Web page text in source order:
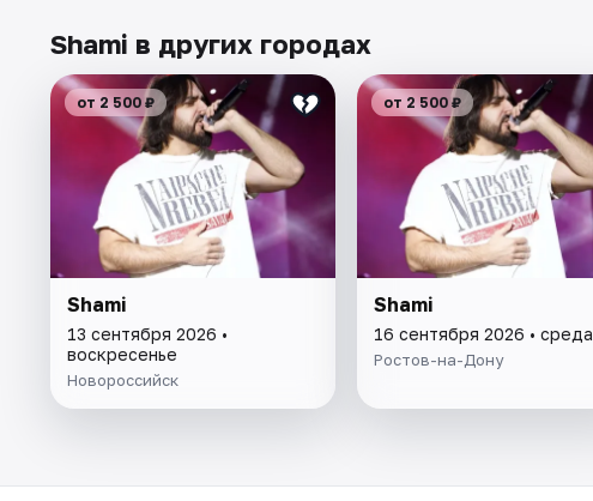
Shami в других городах
от 2 500 ₽
Shami
13 сентября 2026 •
воскресенье
Новороссийск
от 2 500 ₽
Shami
16 сентября 2026 • среда
Ростов-на-Дону